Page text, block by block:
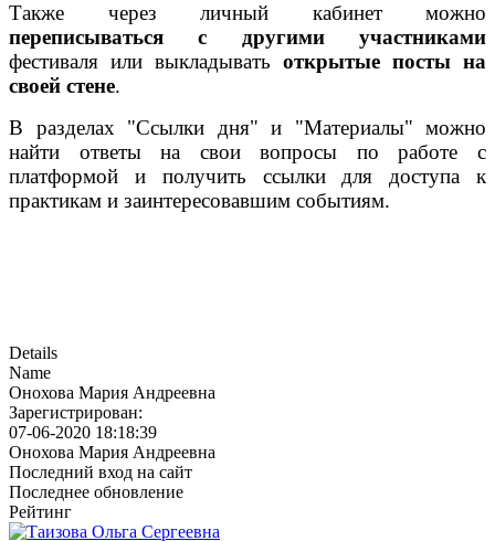
Также через личный кабинет можно
переписываться с другими участниками
фестиваля или выкладывать открытые посты на
своей стене.
В разделах "Ссылки дня" и "Материалы" можно
найти ответы на свои вопросы по работе с
платформой и получить ссылки для доступа к
практикам и заинтересовавшим событиям.
Details
Name
Онохова Мария Андреевна
Зарегистрирован:
07-06-2020 18:18:39
Онохова Мария Андреевна
Последний вход на сайт
Последнее обновление
Рейтинг